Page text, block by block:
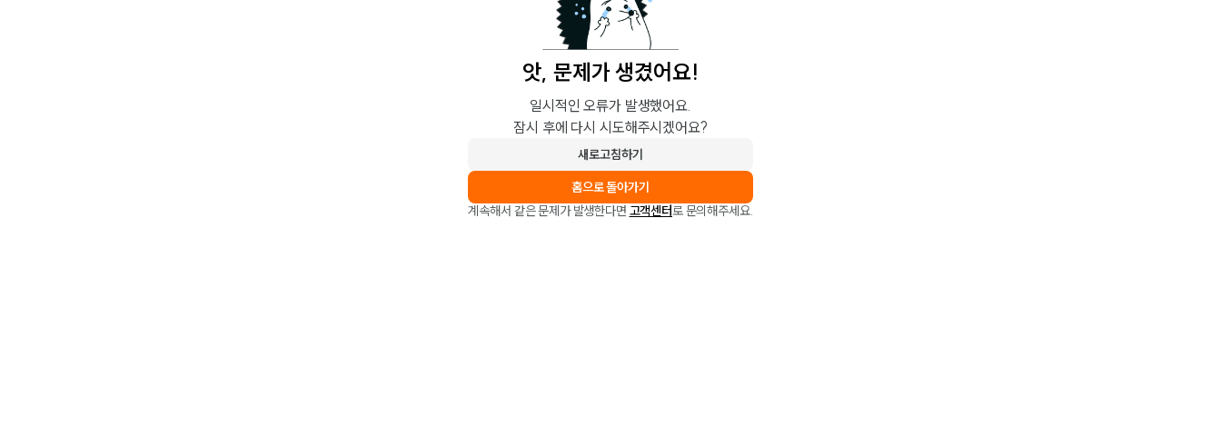
앗, 문제가 생겼어요!
일시적인 오류가 발생했어요.
잠시 후에 다시 시도해주시겠어요?
새로고침하기
홈으로 돌아가기
계속해서 같은 문제가 발생한다면 고객센터로 문의해주세요.